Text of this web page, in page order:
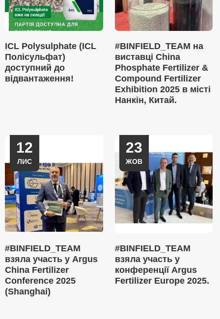
ICL Polysulphate (ICL
Полісульфат)
доступний до
відвантаження!
#BINFIELD_TEAM на
виставці China
Phosphate Fertilizer &
Compound Fertilizer
Exhibition 2025 в місті
Нанкін, Китай.
12
ЛИС
#BINFIELD_TEAM
взяла участь у Argus
China Fertilizer
Conference 2025
(Shanghai)
23
ЖОВ
#BINFIELD_TEAM
взяла участь у
конференції Argus
Fertilizer Europe 2025.